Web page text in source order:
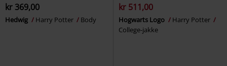
kr 369,00
Hedwig Harry Potter Body
kr 511,00
Hogwarts Logo
Harry Potter
College-jakke